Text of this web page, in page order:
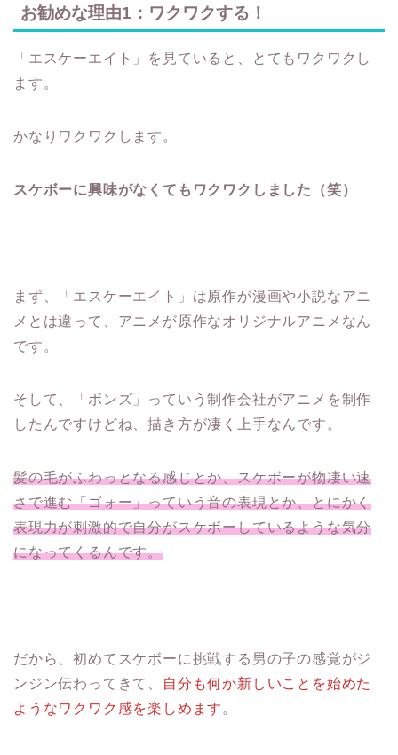
お勧めな理由1：ワクワクする！
「エスケーエイト」を見ていると、とてもワクワクし
ます。
かなりワクワクします。
スケボーに興味がなくてもワクワクしました（笑）
まず、「エスケーエイト」は原作が漫画や小説なアニ
メとは違って、アニメが原作なオリジナルアニメなん
です。
そして、「ボンズ」っていう制作会社がアニメを制作
したんですけどね、描き方が凄く上手なんです。
髪の毛がふわっとなる感じとか、スケボーが物凄い速
さで進む「ゴォー」っていう音の表現とか、とにかく
表現力が刺激的で自分がスケボーしているような気分
になってくるんです。
だから、初めてスケボーに挑戦する男の子の感覚がジ
ンジン伝わってきて、
自分も何か新しいことを始めた
ようなワクワク感を楽しめます 。